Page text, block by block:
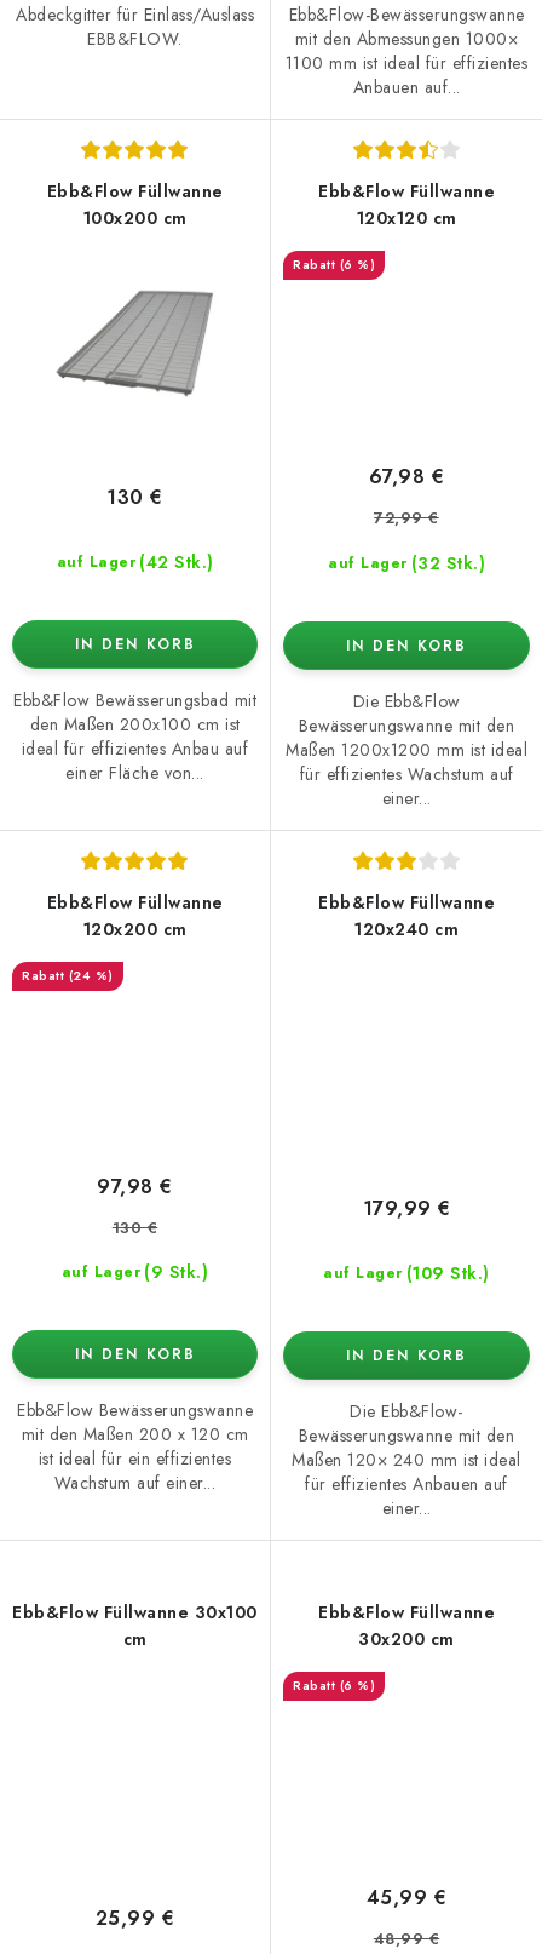
Abdeckgitter für Einlass/Auslass
EBB&FLOW.
Ebb&Flow-Bewässerungswanne
mit den Abmessungen 1000×
1100 mm ist ideal für effizientes
Anbauen auf...
Ebb&Flow Füllwanne
100x200 cm
auf Lager (42 Stk.)
130 €
IN DEN KORB
Ebb&Flow Bewässerungsbad mit
den Maßen 200x100 cm ist
ideal für effizientes Anbau auf
einer Fläche von...
Ebb&Flow Füllwanne
120x120 cm
(6 %)
auf Lager (32 Stk.)
67,98 €
72,99 €
IN DEN KORB
Die Ebb&Flow
Bewässerungswanne mit den
Maßen 1200x1200 mm ist ideal
für effizientes Wachstum auf
einer...
Ebb&Flow Füllwanne
120x200 cm
(24 %)
auf Lager (9 Stk.)
97,98 €
130 €
IN DEN KORB
Ebb&Flow Bewässerungswanne
mit den Maßen 200 x 120 cm
ist ideal für ein effizientes
Wachstum auf einer...
Ebb&Flow Füllwanne
120x240 cm
auf Lager (109 Stk.)
179,99 €
IN DEN KORB
Die Ebb&Flow-
Bewässerungswanne mit den
Maßen 120× 240 mm ist ideal
für effizientes Anbauen auf
einer...
Ebb&Flow Füllwanne 30x100
cm
25,99 €
Ebb&Flow Füllwanne
30x200 cm
(6 %)
45,99 €
48,99 €